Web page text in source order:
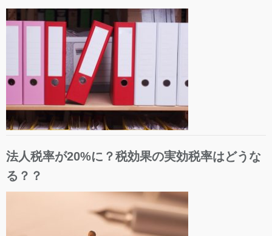
法人税率が20%に？税効果の実効税率はどうな
る？？